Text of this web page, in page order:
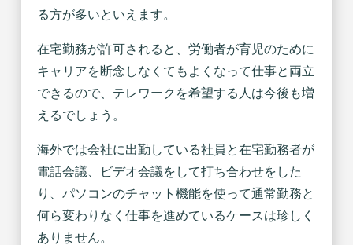
る方が多いといえます。
在宅勤務が許可されると、労働者が育児のために
キャリアを断念しなくてもよくなって仕事と両立
できるので、テレワークを希望する人は今後も増
えるでしょう。
海外では会社に出勤している社員と在宅勤務者が
電話会議、ビデオ会議をして打ち合わせをした
り、パソコンのチャット機能を使って通常勤務と
何ら変わりなく仕事を進めているケースは珍しく
ありません。